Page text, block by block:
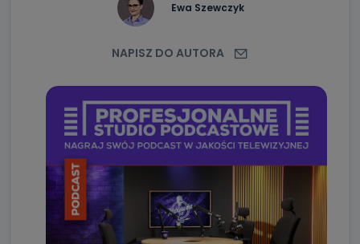
Ewa Szewczyk
NAPISZ DO AUTORA